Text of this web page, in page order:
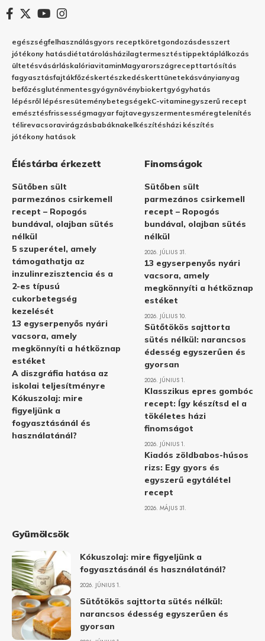
egészségfelhasználásgyors receptköretgondozásdesszert
jótékony hatásdiétatárolásházilagtermesztéstippektáplálkozás
ültetésvásárláskalóriavitaminMagyarországrecepttartósítás
fagyasztásfajtákfőzéskertészkedéskerttünetekásványianyag
befőzésgluténmentesgyógynövénybiokertgyógyhatás
lépésről lépésresüteménybetegségekC-vitaminegyszerű recept
emésztésfrissességmagyar fajtavegyszermentesméregtelenítés
télirevacsoravirágzásbabáknakelkészítésházi készítés
jótékony hatások
Éléstárba érkezett
Sütőben sült
parmezános csirkemell
recept – Ropogós
bundával, olajban sütés
nélkül
5 szuperétel, amely
támogathatja az
inzulinrezisztencia és a
2-es típusú
cukorbetegség
kezelését
13 egyserpenyős nyári
vacsora, amely
megkönnyíti a hétköznap
estéket
A diszgráfia hatása az
iskolai teljesítményre
Kókuszolaj: mire
figyeljünk a
fogyasztásánál és
használatánál?
Finomságok
Sütőben sült
parmezános csirkemell
recept – Ropogós
bundával, olajban sütés
nélkül
2026. JÚLIUS 31.
13 egyserpenyős nyári
vacsora, amely
megkönnyíti a hétköznap
estéket
2026. JÚLIUS 10.
Sütőtökös sajttorta
sütés nélkül: narancsos
édesség egyszerűen és
gyorsan
2026. JÚNIUS 1.
Klasszikus epres gombóc
recept: Így készítsd el a
tökéletes házi
finomságot
2026. JÚNIUS 1.
Kiadós zöldbabos-húsos
rizs: Egy gyors és
egyszerű egytálétel
recept
2026. MÁJUS 31.
Gyümölcsök
Kókuszolaj: mire figyeljünk a
fogyasztásánál és használatánál?
2026. JÚNIUS 1.
Sütőtökös sajttorta sütés nélkül:
narancsos édesség egyszerűen és
gyorsan